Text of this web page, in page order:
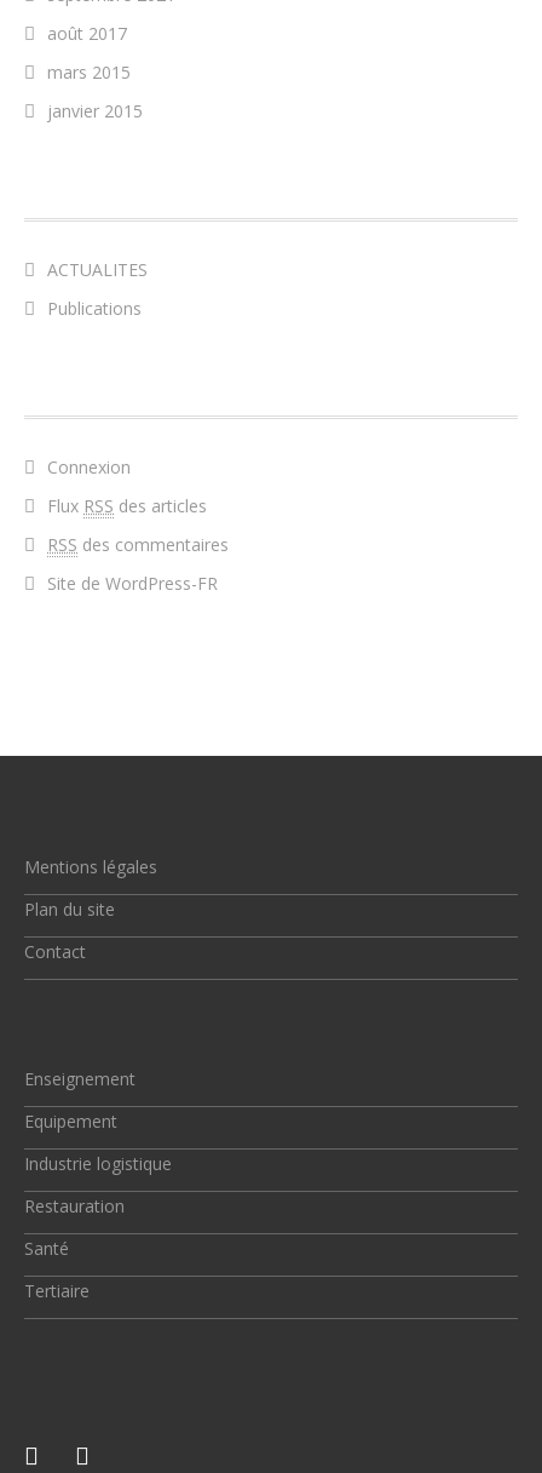
août 2017
mars 2015
janvier 2015
ACTUALITES
Publications
Connexion
Flux RSS des articles
RSS des commentaires
Site de WordPress-FR
Mentions légales
Plan du site
Contact
Enseignement
Equipement
Industrie logistique
Restauration
Santé
Tertiaire